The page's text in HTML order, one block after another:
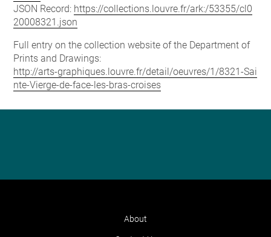
JSON Record: https://collections.louvre.fr/ark:/53355/cl0
20008321.json
Full entry on the collection website of the Department of
Prints and Drawings:
http://arts-graphiques.louvre.fr/detail/oeuvres/1/8321-Sai
nte-Vierge-de-face-les-bras-croises
About